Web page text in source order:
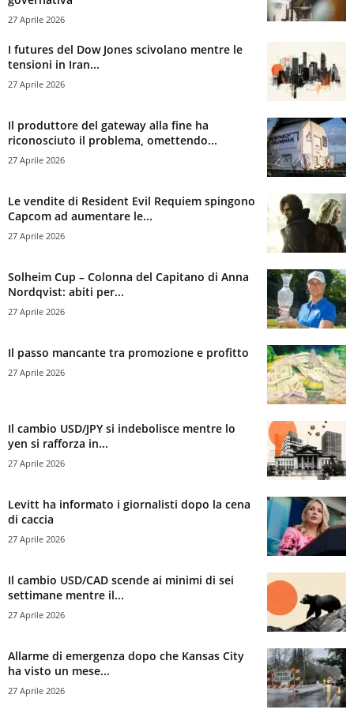
27 Aprile 2026
I futures del Dow Jones scivolano mentre le
tensioni in Iran...
27 Aprile 2026
Il produttore del gateway alla fine ha
riconosciuto il problema, omettendo...
27 Aprile 2026
Le vendite di Resident Evil Requiem spingono
Capcom ad aumentare le...
27 Aprile 2026
Solheim Cup – Colonna del Capitano di Anna
Nordqvist: abiti per...
27 Aprile 2026
Il passo mancante tra promozione e profitto
27 Aprile 2026
Il cambio USD/JPY si indebolisce mentre lo
yen si rafforza in...
27 Aprile 2026
Levitt ha informato i giornalisti dopo la cena
di caccia
27 Aprile 2026
Il cambio USD/CAD scende ai minimi di sei
settimane mentre il...
27 Aprile 2026
Allarme di emergenza dopo che Kansas City
ha visto un mese...
27 Aprile 2026